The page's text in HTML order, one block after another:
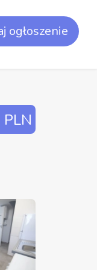
ogłoszenie
PLN